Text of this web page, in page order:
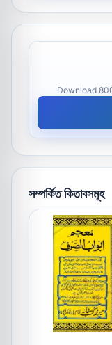
Download
সম্পর্কিত কিতাবসমূহ